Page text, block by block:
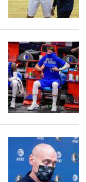
MOJ